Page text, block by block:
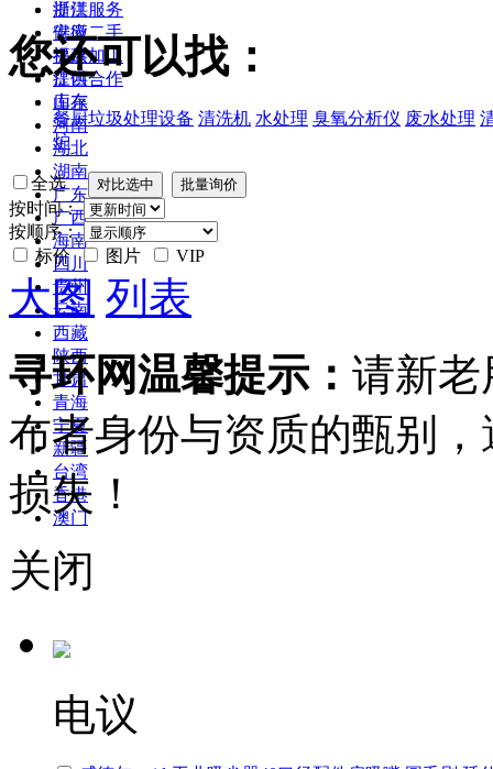
浙江
安徽
福建
江西
山东
河南
湖北
湖南
广东
广西
海南
四川
贵州
云南
西藏
陕西
甘肃
青海
宁夏
新疆
台湾
香港
澳门
提供服务
供应二手
提供加工
提供合作
库存
您还可以找：
餐厨垃圾处理设备 清洗机 水处理 臭氧分析仪 废水处理
炉
全选
按时间：
按顺序：
标价
图片 VIP
大图 列表
寻环网温馨提示： 请新老
布者身份与资质的甄别
损失！
关闭
电议